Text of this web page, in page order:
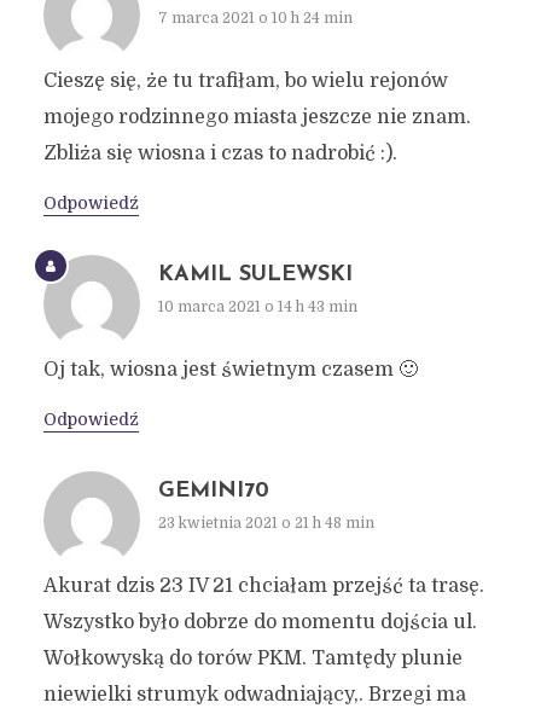
7 marca 2021 o 10 h 24 min
Cieszę się, że tu trafiłam, bo wielu rejonów
mojego rodzinnego miasta jeszcze nie znam.
Zbliża się wiosna i czas to nadrobić :).
Odpowiedź
KAMIL SULEWSKI
10 marca 2021 o 14 h 43 min
Oj tak, wiosna jest świetnym czasem 🙂
Odpowiedź
GEMINI70
23 kwietnia 2021 o 21 h 48 min
Akurat dzis 23 IV 21 chciałam przejść ta trasę.
Wszystko było dobrze do momentu dojścia ul.
Wołkowyską do torów PKM. Tamtędy plunie
niewielki strumyk odwadniający,. Brzegi ma